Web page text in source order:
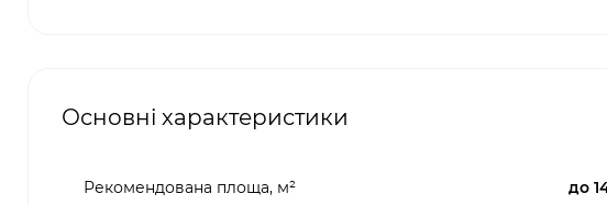
Основні характеристики
Рекомендована площа, м² до